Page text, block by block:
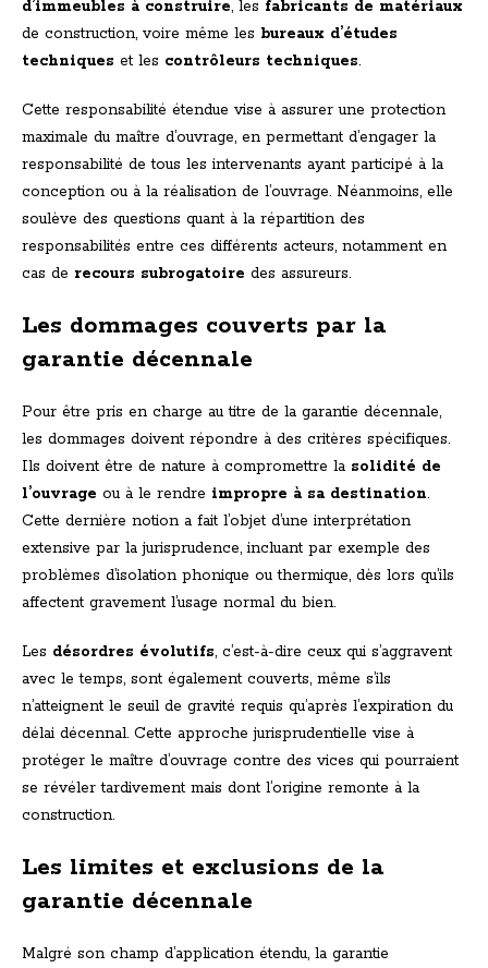
d’immeubles à construire, les fabricants de matériaux
de construction, voire même les bureaux d’études
techniques et les contrôleurs techniques.
Cette responsabilité étendue vise à assurer une protection
maximale du maître d’ouvrage, en permettant d’engager la
responsabilité de tous les intervenants ayant participé à la
conception ou à la réalisation de l’ouvrage. Néanmoins, elle
soulève des questions quant à la répartition des
responsabilités entre ces différents acteurs, notamment en
cas de recours subrogatoire des assureurs.
Les dommages couverts par la
garantie décennale
Pour être pris en charge au titre de la garantie décennale,
les dommages doivent répondre à des critères spécifiques.
Ils doivent être de nature à compromettre la solidité de
l’ouvrage ou à le rendre impropre à sa destination.
Cette dernière notion a fait l’objet d’une interprétation
extensive par la jurisprudence, incluant par exemple des
problèmes d’isolation phonique ou thermique, dès lors qu’ils
affectent gravement l’usage normal du bien.
Les désordres évolutifs, c’est-à-dire ceux qui s’aggravent
avec le temps, sont également couverts, même s’ils
n’atteignent le seuil de gravité requis qu’après l’expiration du
délai décennal. Cette approche jurisprudentielle vise à
protéger le maître d’ouvrage contre des vices qui pourraient
se révéler tardivement mais dont l’origine remonte à la
construction.
Les limites et exclusions de la
garantie décennale
Malgré son champ d’application étendu, la garantie